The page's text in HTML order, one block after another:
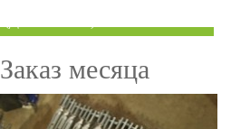
Заказ месяца